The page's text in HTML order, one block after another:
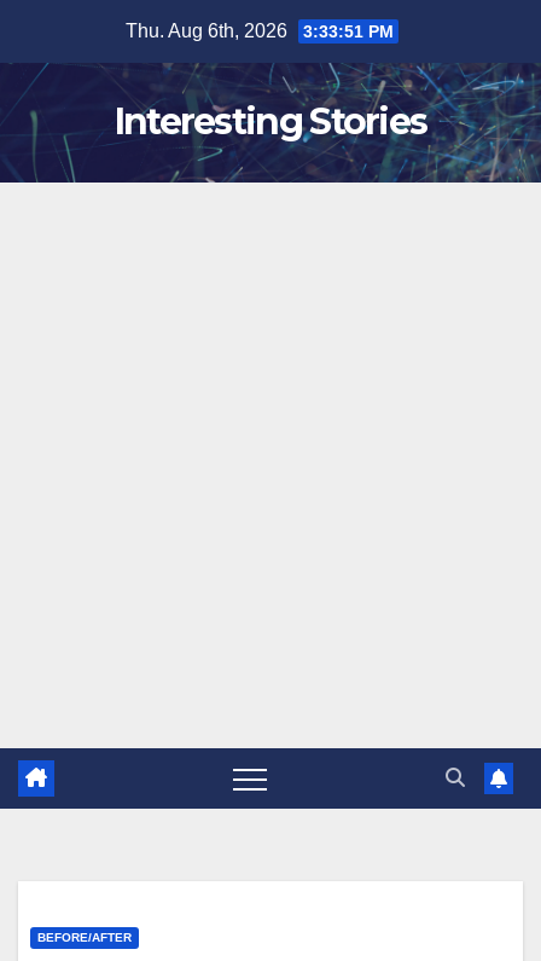
content
Thu. Aug 6th, 2026 3:33:52 PM
Interesting Stories
BEFORE/AFTER